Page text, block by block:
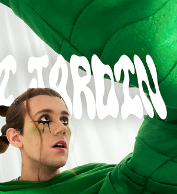
Joli Jardin +
2023